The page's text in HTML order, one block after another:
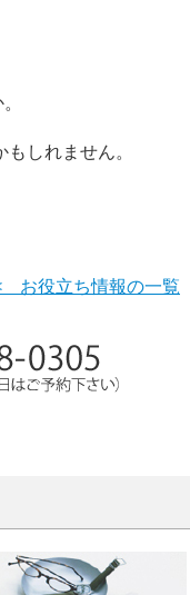
しれません。
お役立ち情報の一覧